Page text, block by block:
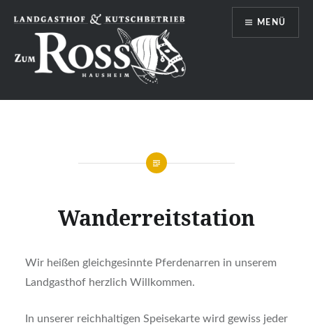
zum
Landgasthof, Pension und
MENÜ
Wanderreitstation
Wir heißen gleichgesinnte Pferdenarren in unserem
Landgasthof herzlich Willkommen.
In unserer reichhaltigen Speisekarte wird gewiss jeder